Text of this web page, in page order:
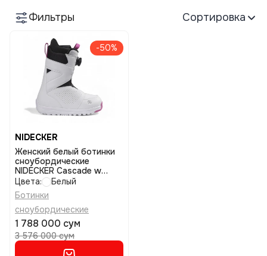
Фильтры Сортировка
-50%
NIDECKER
Женский белый ботинки
сноубордические
NIDECKER Cascade w
размер 5,5
Цвета:
Белый
Ботинки
сноубордические
1 788 000 сум
3 576 000 сум